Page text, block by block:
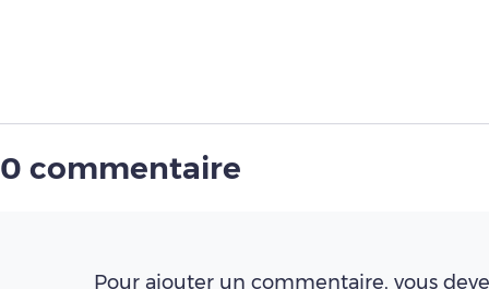
0 commentaire
Pour ajouter un commentaire, vous